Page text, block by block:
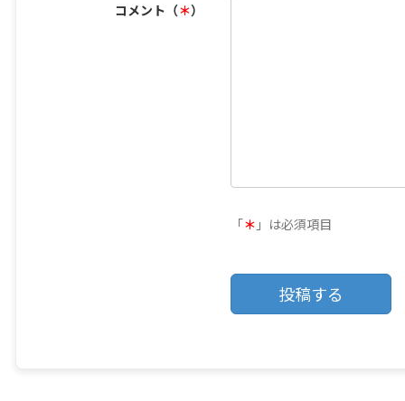
コメント（＊）
「＊ 」は必須項目